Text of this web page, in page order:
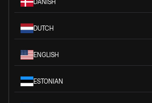
DANISH
DUTCH
ENGLISH
ESTONIAN